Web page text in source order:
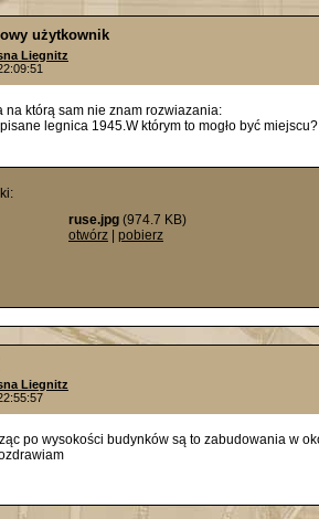
użytkownik
Liegnitz
na którą sam nie znam rozwiazania:
legnica 1945.W którym to mogło być
ruse.jpg (974.7 KB)
otwórz
pobierz
Liegnitz
po wysokości budynków są to zabudowania w